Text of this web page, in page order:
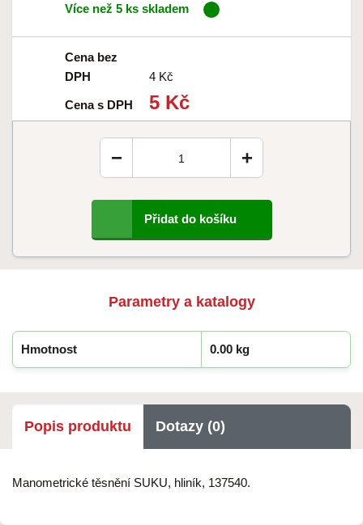
Více než 5 ks skladem
Cena bez
DPH
4 Kč
Cena s DPH 5 Kč
+
−
Přidat do košíku
Parametry a katalogy
Hmotnost 0.00 kg
Popis produktu Dotazy (0)
Manometrické těsnění SUKU, hliník, 137540.